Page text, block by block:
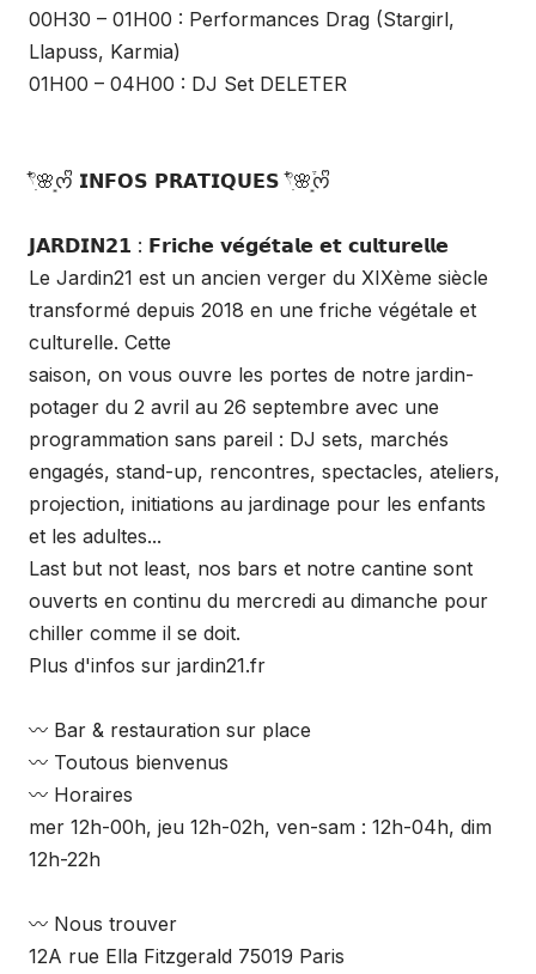
00H30 – 01H00 : Performances Drag (Stargirl,
Llapuss, Karmia)
01H00 – 04H00 : DJ Set DELETER
𓍢ִ໋🌸͙ᰔᩚ 𝗜𝗡𝗙𝗢𝗦 𝗣𝗥𝗔𝗧𝗜𝗤𝗨𝗘𝗦 𓍢ִ໋🌸͙֒ᰔᩚ
𝗝𝗔𝗥𝗗𝗜𝗡𝟮𝟭 : 𝗙𝗿𝗶𝗰𝗵𝗲 𝘃𝗲́𝗴𝗲́𝘁𝗮𝗹𝗲 𝗲𝘁 𝗰𝘂𝗹𝘁𝘂𝗿𝗲𝗹𝗹𝗲
Le Jardin21 est un ancien verger du XIXème siècle
transformé depuis 2018 en une friche végétale et
culturelle. Cette
saison, on vous ouvre les portes de notre jardin-
potager du 2 avril au 26 septembre avec une
programmation sans pareil : DJ sets, marchés
engagés, stand-up, rencontres, spectacles, ateliers,
projection, initiations au jardinage pour les enfants
et les adultes...
Last but not least, nos bars et notre cantine sont
ouverts en continu du mercredi au dimanche pour
chiller comme il se doit.
Plus d'infos sur jardin21.fr
〰 Bar & restauration sur place
〰 Toutous bienvenus
〰 Horaires
mer 12h-00h, jeu 12h-02h, ven-sam : 12h-04h, dim
12h-22h
〰 Nous trouver
12A rue Ella Fitzgerald 75019 Paris